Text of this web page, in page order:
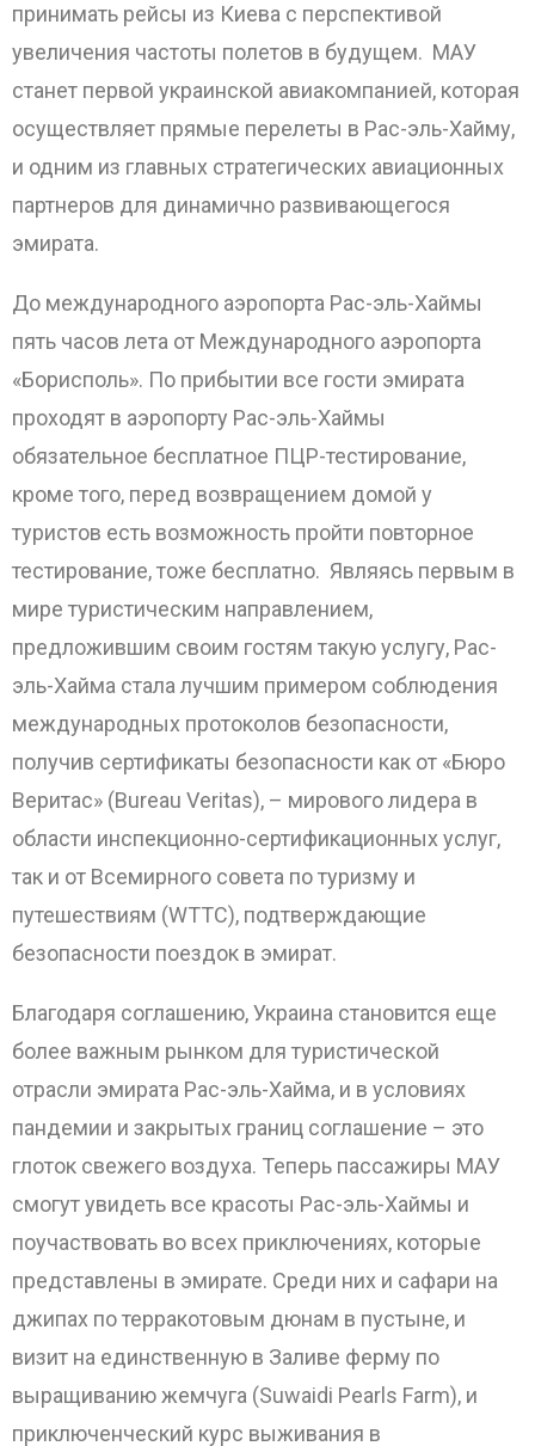
принимать рейсы из Киева с перспективой
увеличения частоты полетов в будущем. МАУ
станет первой украинской авиакомпанией, которая
осуществляет прямые перелеты в Рас-эль-Хайму,
и одним из главных стратегических авиационных
партнеров для динамично развивающегося
эмирата.
До международного аэропорта Рас-эль-Хаймы
пять часов лета от Международного аэропорта
«Борисполь». По прибытии все гости эмирата
проходят в аэропорту Рас-эль-Хаймы
обязательное бесплатное ПЦР-тестирование,
кроме того, перед возвращением домой у
туристов есть возможность пройти повторное
тестирование, тоже бесплатно. Являясь первым в
мире туристическим направлением,
предложившим своим гостям такую услугу, Рас-
эль-Хайма стала лучшим примером соблюдения
международных протоколов безопасности,
получив сертификаты безопасности как от «Бюро
Веритас» (Bureau Veritas), – мирового лидера в
области инспекционно-сертификационных услуг,
так и от Всемирного совета по туризму и
путешествиям (WTTC), подтверждающие
безопасности поездок в эмират.
Благодаря соглашению, Украина становится еще
более важным рынком для туристической
отрасли эмирата Рас-эль-Хайма, и в условиях
пандемии и закрытых границ соглашение – это
глоток свежего воздуха. Теперь пассажиры МАУ
смогут увидеть все красоты Рас-эль-Хаймы и
поучаствовать во всех приключениях, которые
представлены в эмирате. Среди них и сафари на
джипах по терракотовым дюнам в пустыне, и
визит на единственную в Заливе ферму по
выращиванию жемчуга (Suwaidi Pearls Farm), и
приключенческий курс выживания в